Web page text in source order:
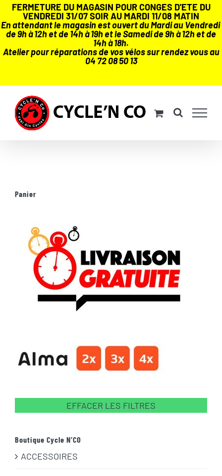
FERMETURE DU MAGASIN POUR CONGES D'ETE DU
VENDREDI 31/07 SOIR AU MARDI 11/08 MATIN
En attendant le magasin est ouvert du Mardi au Vendredi
de 9h à 12h et de 14h à 19h et le Samedi de 9h à 12h et de
14h à 18h.
Atelier pour réparations de vos vélos sur rendez vous au
04 72 08 50 13
contenu
Panier
EFFACER LES FILTRES
Boutique Cycle N’CO
ACCESSOIRES